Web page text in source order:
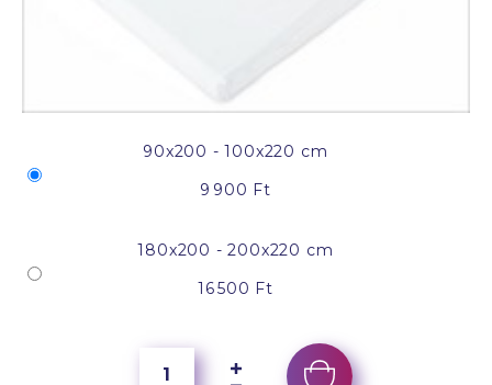
90x200 - 100x220 cm
9 900 Ft
180x200 - 200x220 cm
16 500 Ft